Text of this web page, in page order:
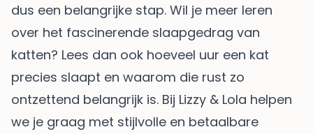
dus een belangrijke stap. Wil je meer leren
over het fascinerende slaapgedrag van
katten? Lees dan ook hoeveel uur een kat
precies slaapt en waarom die rust zo
ontzettend belangrijk is. Bij Lizzy & Lola helpen
we je graag met stijlvolle en betaalbare